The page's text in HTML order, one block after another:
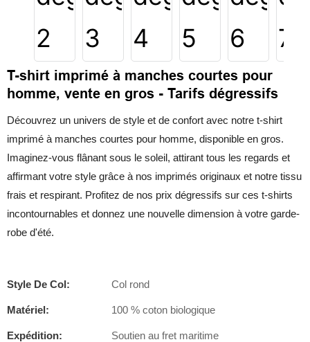
T-shirt imprimé à manches courtes pour
homme, vente en gros - Tarifs dégressifs
Découvrez un univers de style et de confort avec notre t-shirt
imprimé à manches courtes pour homme, disponible en gros.
Imaginez-vous flânant sous le soleil, attirant tous les regards et
affirmant votre style grâce à nos imprimés originaux et notre tissu
frais et respirant. Profitez de nos prix dégressifs sur ces t-shirts
incontournables et donnez une nouvelle dimension à votre garde-
robe d'été.
Style De Col: Col rond
Matériel: 100 % coton biologique
Expédition: Soutien au fret maritime